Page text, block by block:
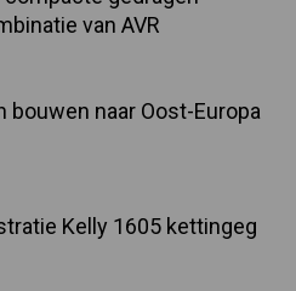
van AVR
bouwen naar Oost-Europa
Kelly 1605 kettingeg